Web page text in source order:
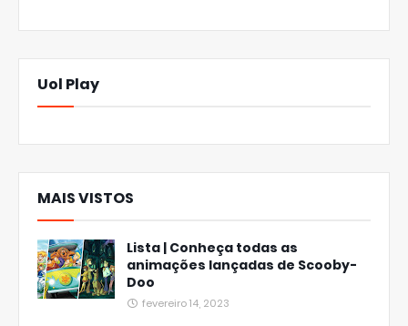
Uol Play
MAIS VISTOS
Lista | Conheça todas as
animações lançadas de Scooby-
Doo
fevereiro 14, 2023